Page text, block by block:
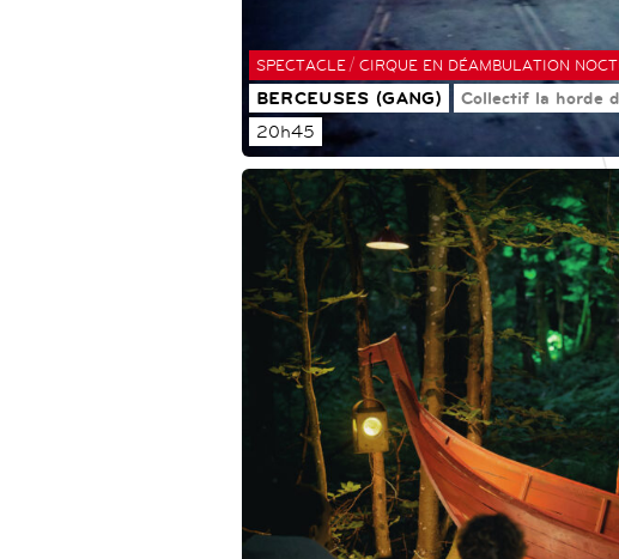
SPECTACLE /CIRQUE EN DÉAMBULATION
BERCEUSES (GANG) Collectif la horde
20h45